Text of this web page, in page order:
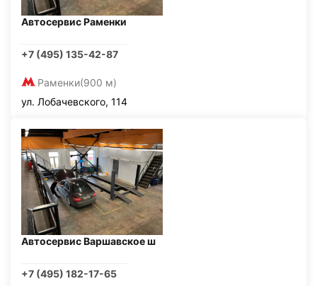
Автосервис Раменки
+7 (495) 135-42-87
Раменки(900 м)
ул. Лобачевского, 114
Автосервис Варшавское ш
+7 (495) 182-17-65